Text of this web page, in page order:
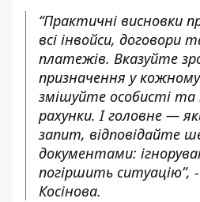
“Практичні висновки
всі інвойси, договори
платежів. Вказуйте
призначення у кожному
змішуйте особисті та
рахунки. І головне —
запит, відповідайте
документами:
погіршить ситуацію”,
Косінова.